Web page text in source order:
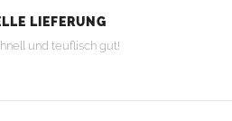
LIEFERUNG
und teuflisch gut!